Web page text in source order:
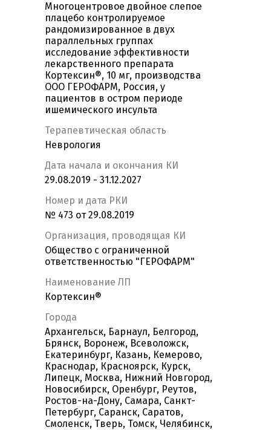
Многоцентровое двойное слепое
плацебо контролируемое
рандомизированное в двух
параллельных группах
исследование эффективности
лекарственного препарата
Кортексин®, 10 мг, производства
ООО ГЕРОФАРМ, Россия, у
пациентов в остром периоде
ишемического инсульта
Терапевтическая область
Неврология
Дата начала и окончания КИ
29.08.2019 - 31.12.2027
Номер и дата РКИ
№ 473 от 29.08.2019
Организация, проводящая КИ
Общество с ограниченной
ответственностью "ГЕРОФАРМ"
Наименование ЛП
Кортексин®
Города
Архангельск, Барнаул, Белгород,
Брянск, Воронеж, Всеволожск,
Екатеринбург, Казань, Кемерово,
Краснодар, Красноярск, Курск,
Липецк, Москва, Нижний Новгород,
Новосибирск, Оренбург, Реутов,
Ростов-на-Дону, Самара, Санкт-
Петербург, Саранск, Саратов,
Смоленск, Тверь, Томск, Челябинск,